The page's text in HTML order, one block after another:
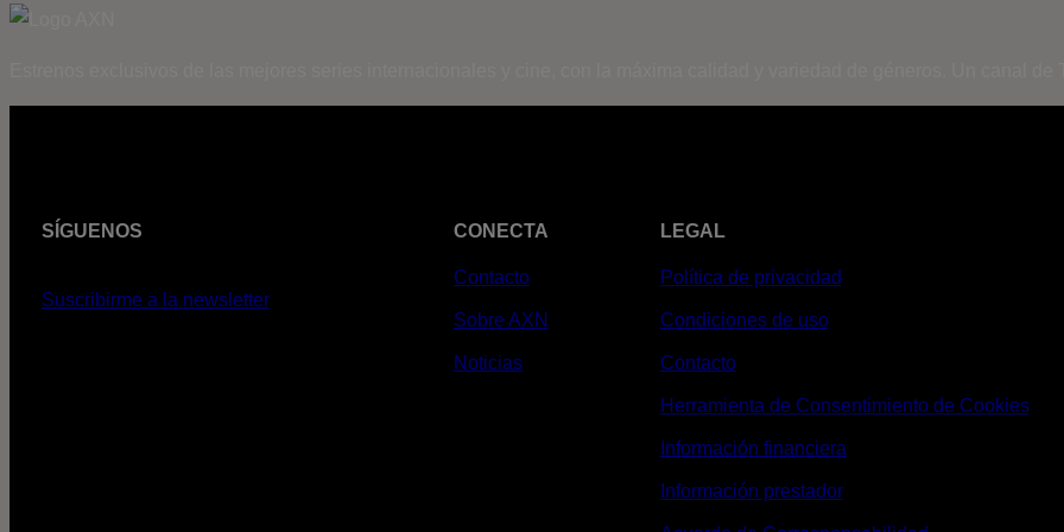
SÍGUENOS
Suscribirme a la newsletter
CONECTA
Contacto
Sobre AXN
Noticias
LEGAL
Política de privacidad
Condiciones de uso
Contacto
Herramienta de Consentimiento de Cookies
Información financiera
Información prestador